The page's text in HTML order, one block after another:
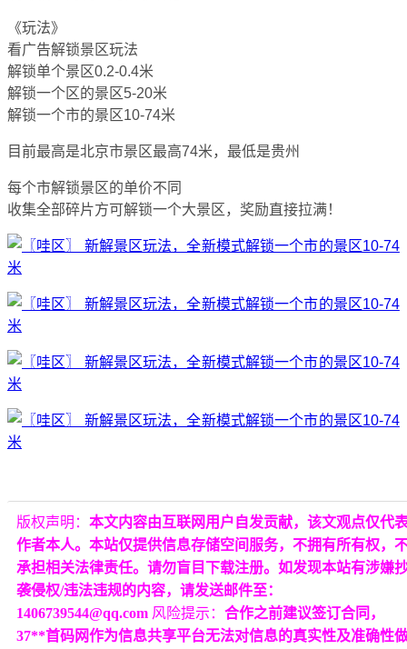
《玩法》
看广告解锁景区玩法
解锁单个景区0.2-0.4米
解锁一个区的景区5-20米
解锁一个市的景区10-74米
目前最高是北京市景区最高74米，最低是贵州
每个市解锁景区的单价不同
收集全部碎片方可解锁一个大景区，奖励直接拉满！
版权声明： 本文内容由互联网用户自发贡献，该文观点仅代
作者本人。本站仅提供信息存储空间服务，不拥有所有权，
承担相关法律责任。请勿盲目下载注册。如发现本站有涉嫌
袭侵权/违法违规的内容，请发送邮件至：
1406739544@qq.com 风险提示： 合作之前建议签订合同，
37**首码网作为信息共享平台无法对信息的真实性及准确性